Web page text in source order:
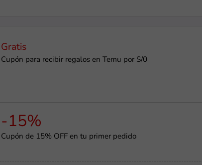
Gratis
Cupón para recibir regalos en Temu por S/0
-15%
Cupón de 15% OFF en tu primer pedido